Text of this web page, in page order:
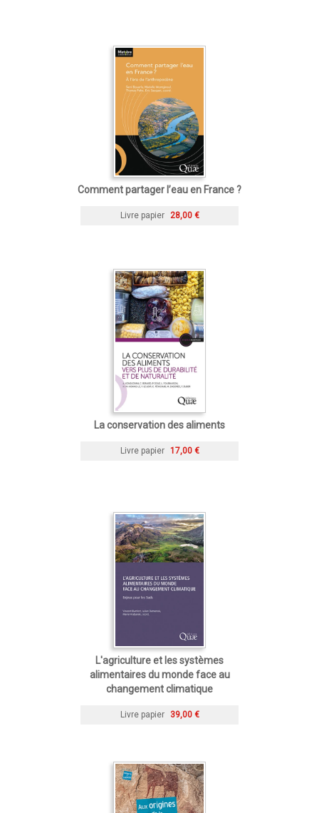
Comment partager l’eau en France ?
Livre papier 28,00 €
La conservation des aliments
Livre papier 17,00 €
L'agriculture et les systèmes
alimentaires du monde face au
changement climatique
Livre papier 39,00 €